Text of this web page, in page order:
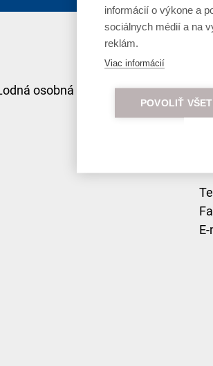
osobná doprava,
informácií o výkone a
sociálnych médií a na
reklám.
Viac informácií
POVOLIŤ